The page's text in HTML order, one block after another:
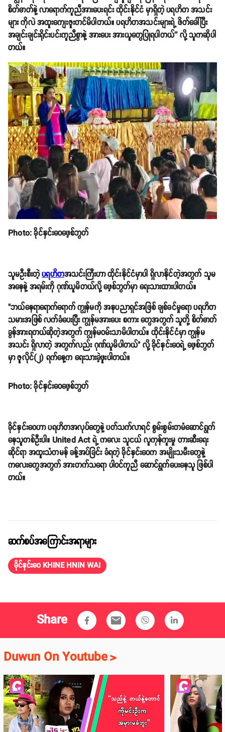
ထိုင်းမှာရှိတဲ့ ပရဟိတအသင်းသားတွေနဲ့ တွေ့ဆုံခဲ့တဲ့ ခိုင်နှင်းဝေ
Photo: ခိုင်နှင်းဝေဖေ့စ်ဘွတ်
ခိုင်နှင်းဝေက ထိုင်းနိုင်ငံ ခိုလမြို့မှာရှိတဲ့ ပရဟိတအသင်းသားတွေနဲ့ အတူတူ
ပရဟိတအလုပ်တွေ အတူတူလုပ်ရင်း အသင်းသားတွေအပေါ် ခွန်အားတွေ
မျှဝေခဲ့ပါတယ်တဲ့။ထိုင်းနိုင်ငံမှာရှိတဲ့ ပရဟိတအသင်းသားတွေဆီကလည်း
အတုယူစရာတွေလည်း ရရှိခဲ့တဲ့အကြောင်း ဇူလိုင်လ ၂၉ ရက်နေ့ နေ့လည် ၁၁
နာရီကျော်က သူ့ရဲ့ ဖေ့စ်ဘွတ်ပေါ်မှာ ရေးသားခဲ့တာပါ။
''ကျွန်မထိုင်းနိုင်ငံထိ လာရောက်ပြီး လဲကျသူများကို ပြန်ထနိုင်အောင် ပရဟိတ
စိတ်ဓာတ်နဲ့ လာရောက်ကူညီအားပေးရင်း ထိုင်းနိုင်ငံ မှာရှိတဲ့ ပရဟိတ အသင်း
များ ကိုလဲ အထူးကျေးဇူးတင်မိပါတယ်။ ပရဟိတအသင်းများရဲ့ ဖိတ်ခေါ်ပြီး
အချင်းချင်းရိုင်းပင်းကူညီစွာနဲ့ အားပေး အားယူတွေပြုရပါတယ်'' လို့ သူကဆိုပါ
တယ်။
Photo: ခိုင်နှင်းဝေဖေ့စ်ဘွတ်
သူမဦးစီးတဲ့ပရဟိတအသင်းကြီးဟာ ထိုင်းနိုင်ငံမှာပါ ရှိလာနိုင်တဲ့အတွက် သူမ
အနေနဲ့ အရမ်းကို ဂုဏ်ယူမိတယ်လို့ ဖေ့စ်ဘွတ်မှာ ရေးသားထားပါတယ်။
"ဘယ်နေရာရောက်ရောက် ကျွန်မကို အနုပညာရှင်အဖြစ် ချစ်ခင်မှုရော ပရဟိတ
သမားအဖြစ် လက်ခံပေးပြီး ကျွန်မအားပေး စကား တွေအတွက် သူတို့ စိတ်ဓာတ်
Photo: ခိုင်နှင်းဝေဖေ့စ်ဘွတ်
ဆိုင်ရာ အထူးသံတမန် ခန့်အပ်ခြင်း ခံရတဲ့ ခိုင်နှင်းဝေက အမျိုးသမီးတွေနဲ့
ကလေးတွေအတွက် အားတက်သရော ပါဝင်ကူညီ ဆောင်ရွက်ပေးနေသူ ဖြစ်ပါ
တယ်။
ဆက်စပ်အကြောင်းအရာများ
ခိုင်နှင်းဝေ KHINE HNIN WAI